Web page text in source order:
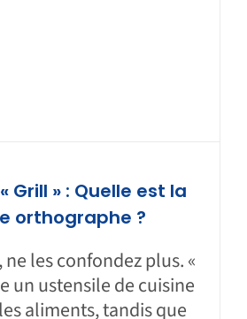
Grill » : Quelle est la
orthographe ?
les confondez plus. «
un ustensile de cuisine
aliments, tandis que